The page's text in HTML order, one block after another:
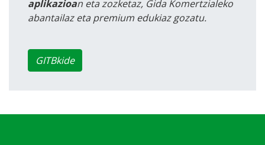
aplikazioan eta zozketaz, Gida Komertzialeko
abantailaz eta premium edukiaz gozatu.
GITBkide